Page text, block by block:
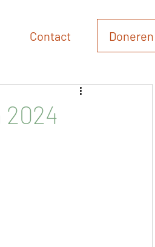
Contact Doneren